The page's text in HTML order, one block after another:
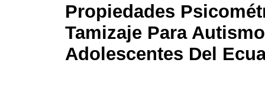
Propiedades
Tamizaje Para
Adolescentes Del